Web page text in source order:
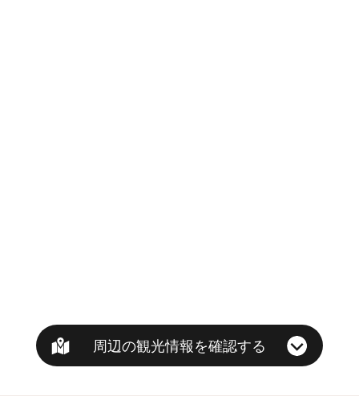
周辺の観光情報を確認する